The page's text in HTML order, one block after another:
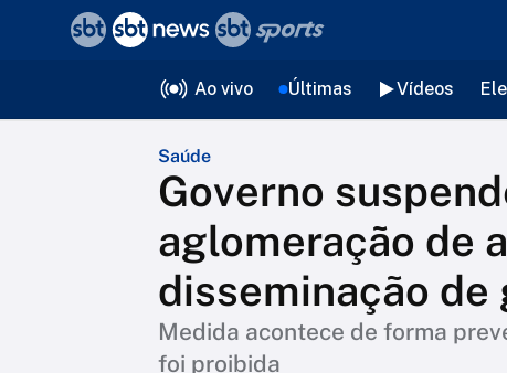
Ao vivo Últimas Vídeos
Saúde
Governo
aglomeração de
disseminação de
Medida acontece de forma
foi proibida
voltar
Editorias